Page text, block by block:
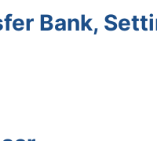
Bank,